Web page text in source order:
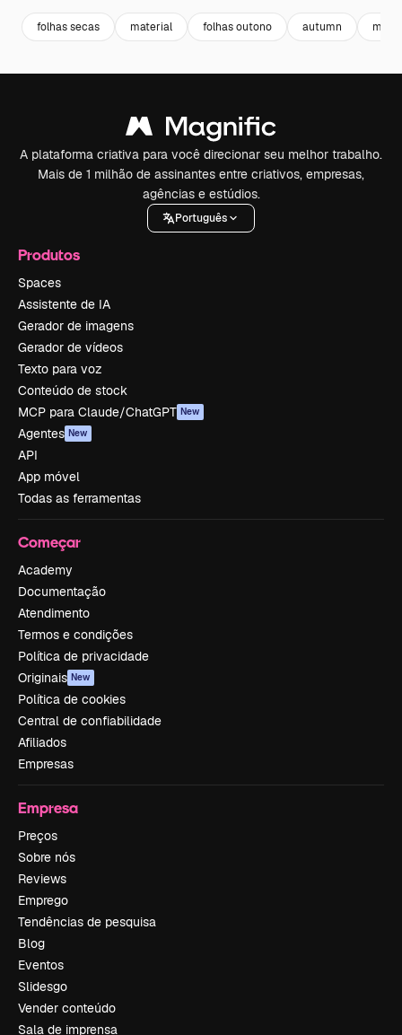
folhas secas material folhas outono autumn
A plataforma criativa para você direcionar seu melhor trabalho.
Mais de 1 milhão de assinantes entre criativos, empresas,
agências e estúdios.
Português
Produtos
Spaces
Assistente de IA
Gerador de imagens
Gerador de vídeos
Texto para voz
Conteúdo de stock
MCP para Claude/ChatGPT New
Agentes New
API
App móvel
Todas as ferramentas
Começar
Academy
Documentação
Atendimento
Termos e condições
Política de privacidade
Originais New
Política de cookies
Central de confiabilidade
Afiliados
Empresas
Empresa
Preços
Sobre nós
Reviews
Emprego
Tendências de pesquisa
Blog
Eventos
Slidesgo
Vender conteúdo
Sala de imprensa